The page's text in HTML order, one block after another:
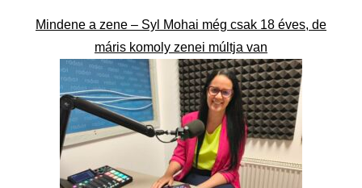
Mindene a zene – Syl Mohai még csak 18 éves, de
máris komoly zenei múltja van